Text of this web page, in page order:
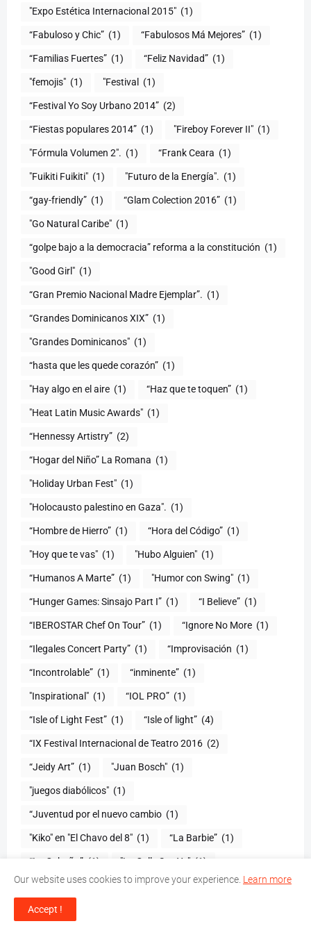
"Expo Estética Internacional 2015" (1)
“Fabuloso y Chic” (1) “Fabulosos Má Mejores” (1)
“Familias Fuertes” (1) “Feliz Navidad” (1)
"femojis" (1) "Festival (1)
“Festival Yo Soy Urbano 2014” (2)
“Fiestas populares 2014” (1) "Fireboy Forever II" (1)
"Fórmula Volumen 2". (1) “Frank Ceara (1)
"Fuikiti Fuikiti" (1) "Futuro de la Energía". (1)
“gay-friendly” (1) “Glam Colection 2016” (1)
"Go Natural Caribe" (1)
“golpe bajo a la democracia” reforma a la constitución (1)
"Good Girl" (1)
“Gran Premio Nacional Madre Ejemplar”. (1)
“Grandes Dominicanos XIX” (1)
"Grandes Dominicanos" (1)
(1)
"Hay algo en el aire (1) “Haz que te toquen” (1)
"Heat Latin Music Awards" (1)
“Hennessy Artistry” (2)
“Hogar del Niño” La Romana (1)
(1)
"Holocausto palestino en Gaza". (1)
“Hombre de Hierro” (1) (1)
"Hoy que te vas" (1) "Hubo Alguien" (1)
“Humanos A Marte” (1) "Humor con Swing" (1)
(1) “I Believe” (1)
“IBEROSTAR Chef On Tour” (1) “Ignore No More (1)
“Ilegales Concert Party” (1) “Improvisación (1)
“Incontrolable” (1) “inminente” (1)
"Inspirational" (1) “IOL PRO” (1)
“Isle of Light Fest” (1) “Isle of light” (4)
“IX Festival Internacional de Teatro 2016 (2)
“Jeidy Art” (1) "Juan Bosch" (1)
"juegos diabólicos" (1)
“Juventud por el nuevo cambio (1)
"Kiko" en "El Chavo del 8" (1) “La Barbie” (1)
“La Cabaña” (1) "La Calle Soy Yo" (1)
“La Celestina (1) “La Chica De Calle (1)
"La Chilindrina"
Our website uses cookies to improve your experience. Learn more
Accept !